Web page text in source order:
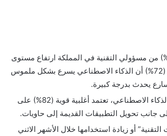
مدى السنوات الثلاث المقبلة، تتوقع الغالبية العظمى (85%) من مسؤولي التقنية في المملكة ارتفاع مستوى
استخدام “الحاويات التقنية” داخل مؤسساتهم. ويعتقد معظمهم (72%) أن الذكاء الاصطناعي يسرع بشكل ملموس
من بين الذين يستخدمون “الحاويات التقنية” لتشغيل تطبيقات الذكاء الاصطناعي، تعتمد أغلبية قوية (82%) على
جانب تحويل التطبيقات القديمة إلى حاويات.
أو زيادة استخدامها خلال الأشهر الاثني